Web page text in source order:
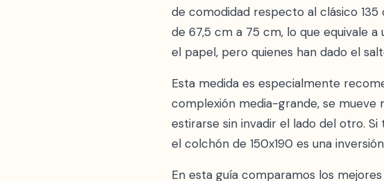
de comodidad respecto al clásico
de 67,5 cm a 75 cm, lo que equivale
el papel, pero quienes han dado el
Esta medida es especialmente
complexión media-grande, se
estirarse sin invadir el lado del otro.
el colchón de 150x190 es una
En esta guía comparamos los